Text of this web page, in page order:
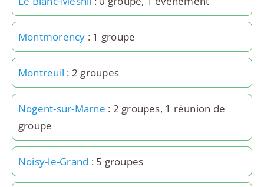
Montmorency : 1 groupe
Montreuil : 2 groupes
Nogent-sur-Marne : 2 groupes, 1 réunion de
groupe
Noisy-le-Grand : 5 groupes